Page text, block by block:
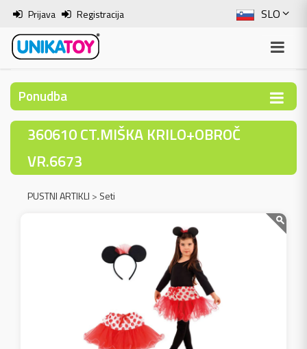
SLO
ENG
ITA
Prijava Registracija
Ponudba
360610 CT.MIŠKA KRILO+OBROČ
VR.6673
PUSTNI ARTIKLI > Seti